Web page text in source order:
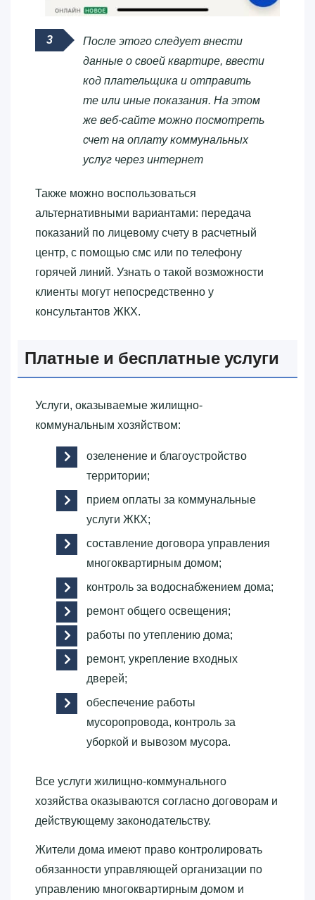
После этого следует внести
данные о своей квартире, ввести
код плательщика и отправить
те или иные показания. На этом
же веб-сайте можно посмотреть
счет на оплату коммунальных
услуг через интернет
Также можно воспользоваться
альтернативными вариантами: передача
показаний по лицевому счету в расчетный
центр, с помощью смс или по телефону
горячей линий. Узнать о такой возможности
клиенты могут непосредственно у
консультантов ЖКХ.
Платные и бесплатные услуги
Услуги, оказываемые жилищно-
коммунальным хозяйством:
озеленение и благоустройство
территории;
прием оплаты за коммунальные
услуги ЖКХ;
составление договора управления
многоквартирным домом;
контроль за водоснабжением дома;
ремонт общего освещения;
работы по утеплению дома;
ремонт, укрепление входных
дверей;
обеспечение работы
мусоропровода, контроль за
уборкой и вывозом мусора.
Все услуги жилищно-коммунального
хозяйства оказываются согласно договорам и
действующему законодательству.
Жители дома имеют право контролировать
обязанности управляющей организации по
управлению многоквартирным домом и